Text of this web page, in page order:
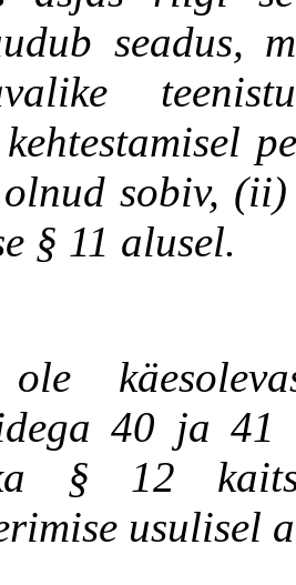
seadus,
sobiv,
§ 11 alusel.
40 ja 41
§ 12
usulisel